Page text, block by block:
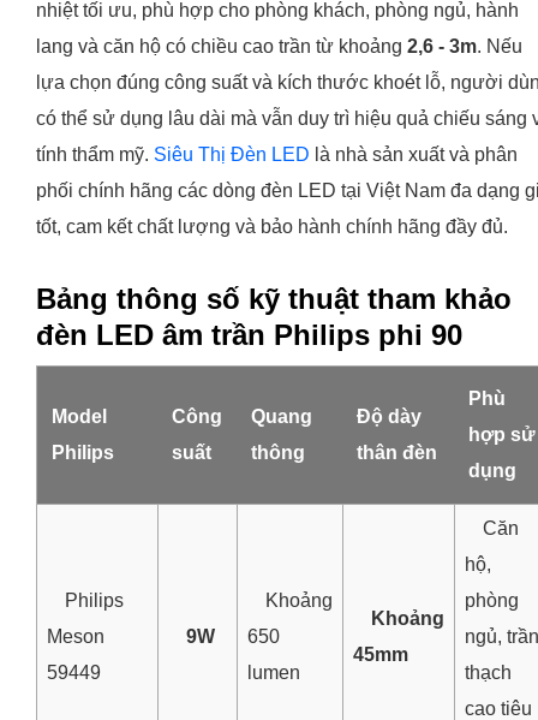
nhiệt tối ưu, phù hợp cho phòng khách, phòng ngủ, hành
lang và căn hộ có chiều cao trần từ khoảng 2,6 - 3m. Nếu
lựa chọn đúng công suất và kích thước khoét lỗ, người
có thể sử dụng lâu dài mà vẫn duy trì hiệu quả chiếu sáng
tính thẩm mỹ. Siêu Thị Đèn LED là nhà sản xuất và phân
phối chính hãng các dòng đèn LED tại Việt Nam đa dạng
tốt, cam kết chất lượng và bảo hành chính hãng đầy đủ.
Bảng thông số kỹ thuật tham khảo
đèn LED âm trần Philips phi 90
Model
Philips
Công
suất
Quang
thông
Độ dày
thân đèn
Phù
hợp sử
dụng
Philips
Meson
59449
9W
Khoảng
650
lumen
Khoảng
45mm
Căn
hộ,
phòng
ngủ, trần
thạch
cao tiêu